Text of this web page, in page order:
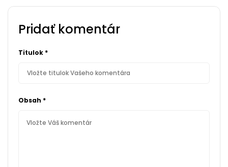
Pridať komentár
Titulok *
Obsah *